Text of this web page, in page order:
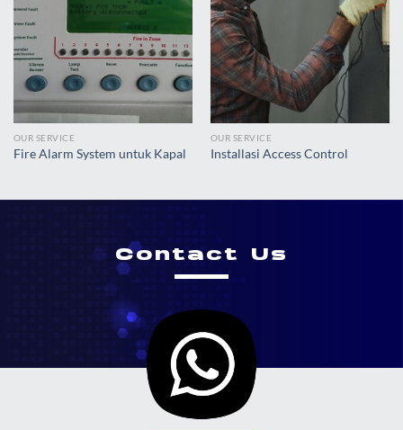
OUR SERVICE
Fire Alarm System untuk Kapal
OUR SERVICE
Installasi Access Control
Contact Us